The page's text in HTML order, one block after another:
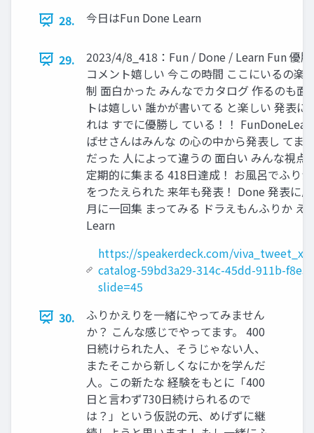
28.
今日はFun Done Learn
29.
2023/4/8_418：Fun / Done / Learn Fun 優
コメント嬉しい 今この時間 ここにいるの楽
制 面白かった みんなでカタログ 作るのも面
トは嬉しい 誰かが書いてる と楽しい 発表に
れは すでに優勝し ている！！
ばせさんはみんな の心の中から発表し てま
だった 人によって違うの 面白い みんな視点
定期的に集まる 418日達成！ お風呂でふり
をつたえられた 来年も発表！ Done 発表に
月に一回集 まってみる ドラえもんふりか え
Learn
https://speakerdeck.com/viva_tweet_x/
catalog-59bd3a29-314c-45dd-911b-
slide=45
30.
ふりかえりを一緒にやってみません
か？ こんな感じでやってます。 400
日続けられた人、そうじゃない人、
またそこから新しくなにかを学んだ
人。この新たな 経験をもとに「400
日と言わず730日続けられるので
は？」という仮説の元、めげずに継